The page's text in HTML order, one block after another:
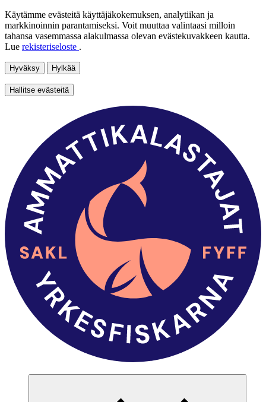
Käytämme evästeitä käyttäjäkokemuksen, analytiikan ja
markkinoinnin parantamiseksi. Voit muuttaa valintaasi milloin
tahansa vasemmassa alakulmassa olevan evästekuvakkeen kautta.
Lue rekisteriseloste .
Hyväksy Hylkää
Hallitse evästeitä